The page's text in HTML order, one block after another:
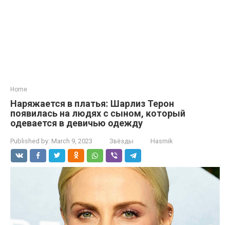
Home
Наряжается в платья: Шарлиз Терон
появилась на людях с сыном, который
одевается в девичью одежду
Published by: March 9, 2023 Звёзды Hasmik